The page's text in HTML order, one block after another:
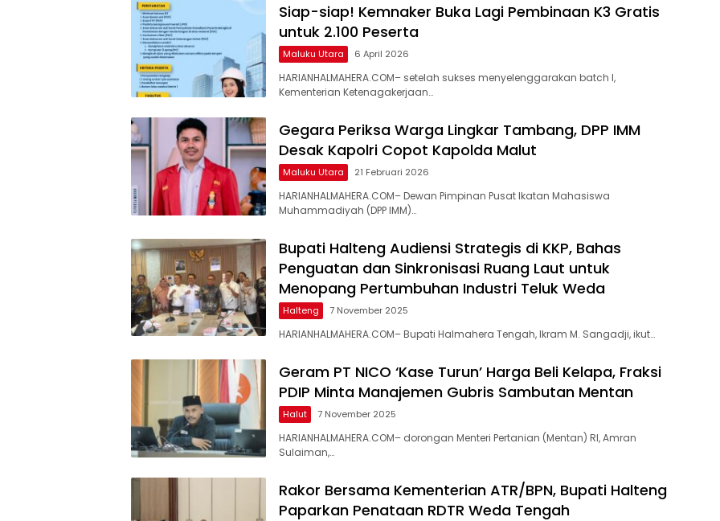
Siap-siap! Kemnaker Buka Lagi Pembinaan K3 Gratis
untuk 2.100 Peserta
Maluku Utara 6 April 2026
HARIANHALMAHERA.COM– setelah sukses menyelenggarakan batch I,
Kementerian Ketenagakerjaan…
Gegara Periksa Warga Lingkar Tambang, DPP IMM
Desak Kapolri Copot Kapolda Malut
Maluku Utara 21 Februari 2026
HARIANHALMAHERA.COM– Dewan Pimpinan Pusat Ikatan Mahasiswa
Muhammadiyah (DPP IMM)…
Bupati Halteng Audiensi Strategis di KKP, Bahas
Penguatan dan Sinkronisasi Ruang Laut untuk
Menopang Pertumbuhan Industri Teluk Weda
Halteng 7 November 2025
HARIANHALMAHERA.COM– Bupati Halmahera Tengah, Ikram M. Sangadji, ikut…
Geram PT NICO ‘Kase Turun’ Harga Beli Kelapa, Fraksi
PDIP Minta Manajemen Gubris Sambutan Mentan
Halut 7 November 2025
HARIANHALMAHERA.COM– dorongan Menteri Pertanian (Mentan) RI, Amran
Sulaiman,…
Rakor Bersama Kementerian ATR/BPN, Bupati Halteng
Paparkan Penataan RDTR Weda Tengah